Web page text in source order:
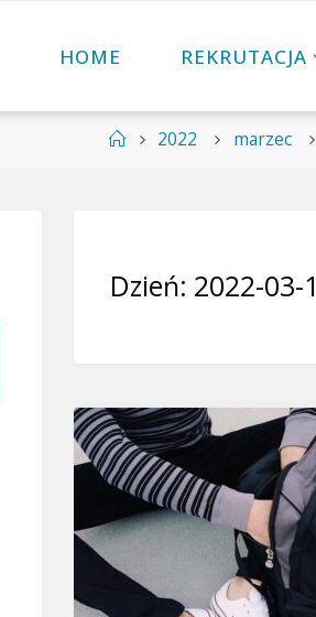
HOME REKRUTACJA
Strona2022 marzec
Dzień: 2022-03-